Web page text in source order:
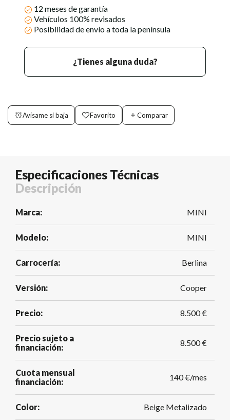
12 meses de garantía
Vehículos 100% revisados
Posibilidad de envío a toda la península
¿Tienes alguna duda?
Avísame si baja Favorito Comparar
Especificaciones Técnicas
Descripción
Marca: MINI
Modelo: MINI
Carrocería: Berlina
Versión: Cooper
Precio: 8.500 €
Precio sujeto a
financiación:
8.500 €
Cuota mensual
financiación:
140 €/mes
Color: Beige Metalizado